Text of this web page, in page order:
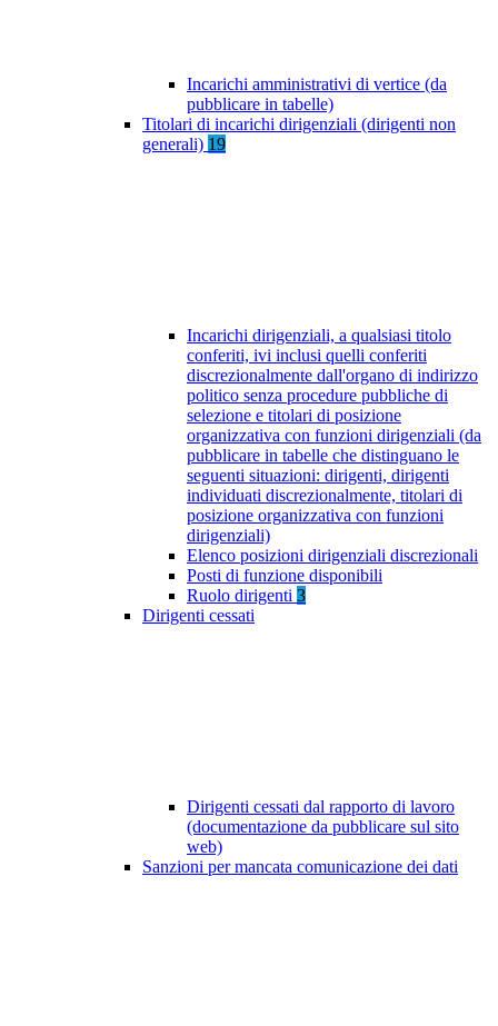
Incarichi amministrativi di vertice (da
pubblicare in tabelle)
Titolari di incarichi dirigenziali (dirigenti non
generali) 19
Incarichi dirigenziali, a qualsiasi titolo
conferiti, ivi inclusi quelli conferiti
discrezionalmente dall'organo di indirizzo
politico senza procedure pubbliche di
selezione e titolari di posizione
organizzativa con funzioni dirigenziali (da
pubblicare in tabelle che distinguano le
seguenti situazioni: dirigenti, dirigenti
individuati discrezionalmente, titolari di
posizione organizzativa con funzioni
dirigenziali)
Elenco posizioni dirigenziali discrezionali
Posti di funzione disponibili
Ruolo dirigenti 3
Dirigenti cessati
Dirigenti cessati dal rapporto di lavoro
(documentazione da pubblicare sul sito
web)
Sanzioni per mancata comunicazione dei dati